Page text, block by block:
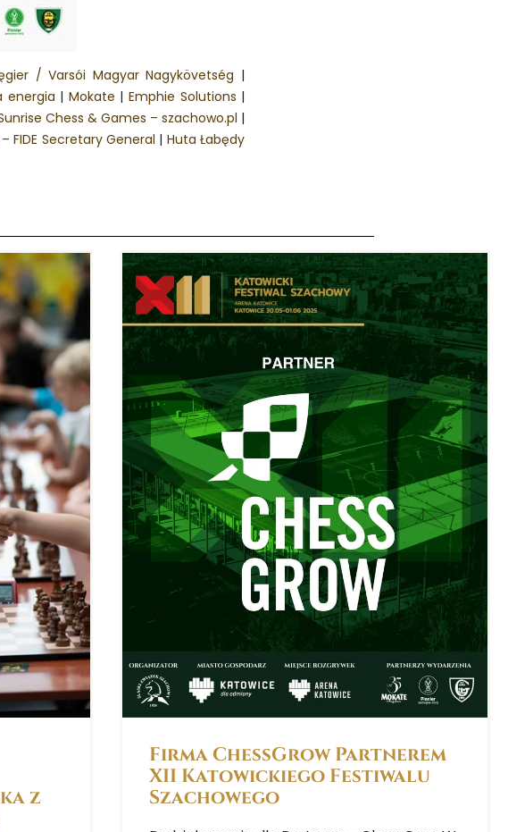
/ Varsói Magyar Nagykövetség |
energia | Mokate |Emphie Solutions |
Chess & Games – szachowo.pl |
FIDE Secretary General | Huta Łabędy
z
Firma ChessGrow Partnerem
XII Katowickiego Festiwalu
Szachowego